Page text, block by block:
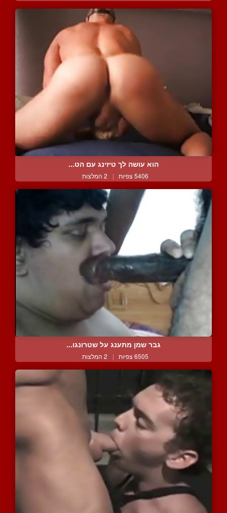
הוא עושה לך טיזינג עם הט...
5406 צפיות | 2 המלצות
גבר שמן מתענג על שטרונגו...
6505 צפיות | 2 המלצות